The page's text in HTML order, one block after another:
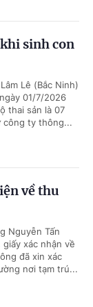
sinh con
Lê (Bắc Ninh)
01/7/2026
thai sản là 07
công ty thông...
về thu
Nguyễn Tấn
xác nhận về
đã xin xác
nơi tạm trú...